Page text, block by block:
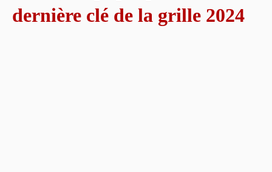
dernière clé de la grille 2024